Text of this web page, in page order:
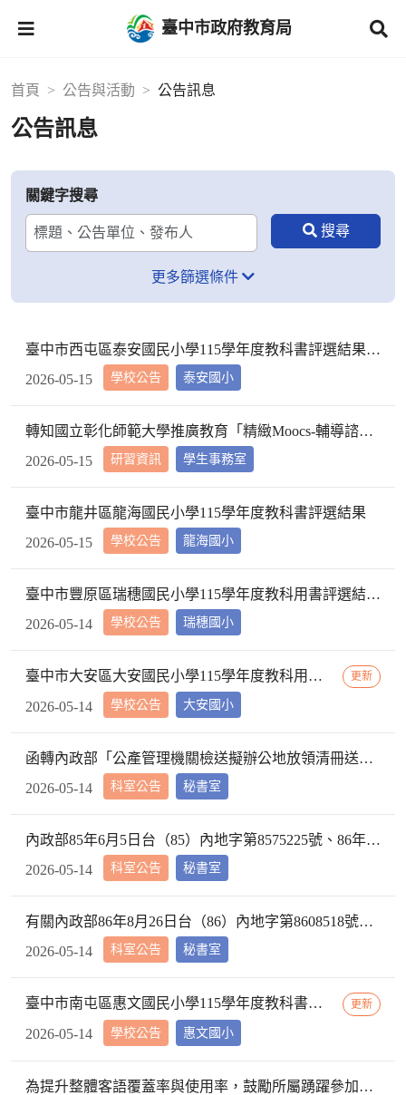
臺中市政府教育局
首頁 公告與活動 公告訊息
公告訊息
關鍵字搜尋
更多篩選條件
學校公告
臺中市西屯區泰安國民小學115學年度教科書評選結果公告
泰安國小
2026-05-15
研習資訊
轉知國立彰化師範大學推廣教育「精緻Moocs-輔導諮商系列課程」之「遊戲治療入門」、「表達性治療入門」、「親子遊戲治療」等數位課程招生宣傳資訊，請查照。
學生事務室
2026-05-15
學校公告
臺中市龍井區龍海國民小學115學年度教科書評選結果
龍海國小
2026-05-15
學校公告
臺中市豐原區瑞穗國民小學115學年度教科用書評選結果公告
瑞穗國小
2026-05-14
學校公告
臺中市大安區大安國民小學115學年度教科用書評選結果公告 更新
大安國小
2026-05-14
科室公告
函轉內政部「公產管理機關檢送擬辦公地放領清冊送請或層送內政部公地放領審議委員會作業注意事項」自115年5月7日起停止適用，請查照。
秘書室
2026-05-14
科室公告
內政部85年6月5日台（85）內地字第8575225號、86年11月4日台（86）內地字第8686017號函、及91年5月21日台內中地字第0910084452號函，自115年5月7日起停止適用，請查照。
秘書室
2026-05-14
科室公告
有關內政部86年8月26日台（86）內地字第8608518號函、87年10月23日台（87）內地字第8787492號函、87年10月29日台（87）內地字第8790673號函，自115年5月7日起停止適用，請查照。
秘書室
2026-05-14
學校公告
臺中市南屯區惠文國民小學115學年度教科書評選結果公告 更新
惠文國小
2026-05-14
為提升整體客語覆蓋率與使用率，鼓勵所屬踴躍參加客家委員會客語學習計畫，請查照。